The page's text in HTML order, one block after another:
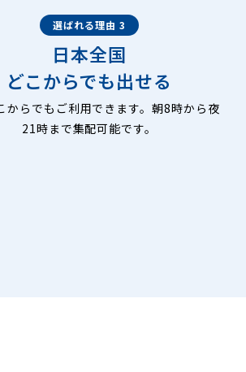
選ばれる理由 3
日本全国
どこからでも出せる
からでもご利用できます。朝8時から夜
21時まで集配可能です。